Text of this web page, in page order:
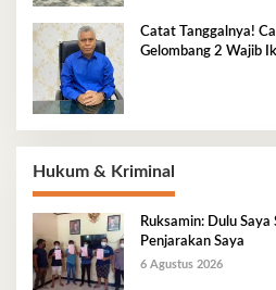
Catat Tanggalnya!
Gelombang 2 Wajib
Hukum & Kriminal
Ruksamin: Dulu
Penjarakan Saya
6 Agustus 2026